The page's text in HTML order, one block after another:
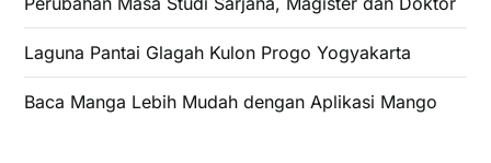
Laguna Pantai Glagah Kulon Progo Yogyakarta
Baca Manga Lebih Mudah dengan Aplikasi Mango